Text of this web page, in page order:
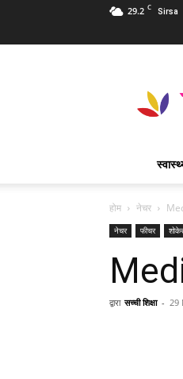
29.2 C Sirsa
होम नेचर
नेचर फीचर
द्वारा सच्ची शिक्षा - 29